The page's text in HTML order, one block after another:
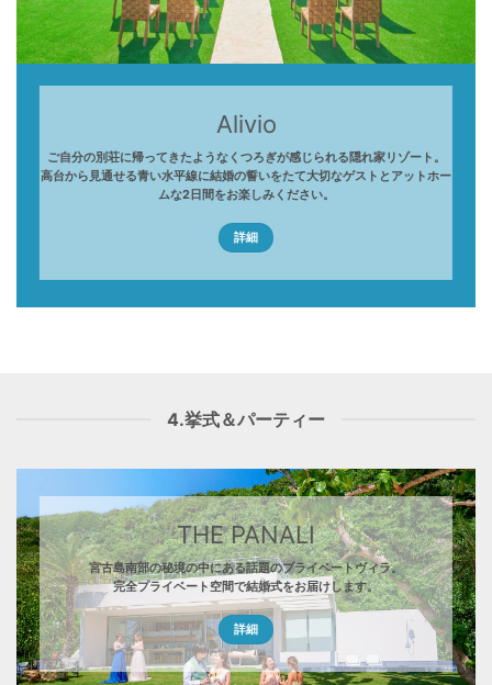
Alivio
ご自分の別荘に帰ってきたようなくつろぎが感じられる隠れ家リゾート。
高台から見通せる青い水平線に結婚の誓いをたて大切なゲストとアットホー
ムな2日間をお楽しみください。
詳細
4.挙式＆パーティー
THE PANALI
宮古島南部の秘境の中にある話題のプライベートヴィラ。
完全プライベート空間で結婚式をお届けします。
詳細